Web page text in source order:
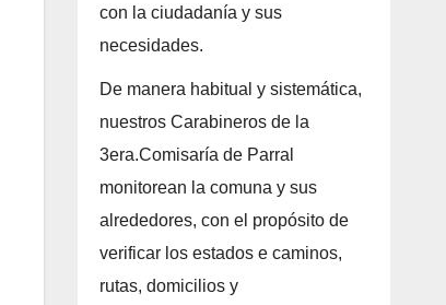
con la ciudadanía y sus
necesidades.
De manera habitual y sistemática,
nuestros Carabineros de la
3era.Comisaría de Parral
monitorean la comuna y sus
alrededores, con el propósito de
verificar los estados e caminos,
rutas, domicilios y